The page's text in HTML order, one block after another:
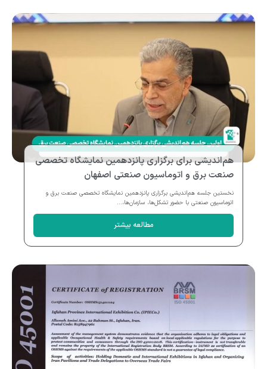
هم‌اندیشی برای برگزاری پانزدهمین نمایشگاه تخصصی
صنعت برق و اتوماسیون صنعتی اصفهان
نخستین جلسه هم‌اندیشی برگزاری پانزدهمین نمایشگاه تخصصی صنعت برق و
اتوماسیون صنعتی با حضور تشکل‌ها، سازمان‌ها،...
مطالعه بیشتر